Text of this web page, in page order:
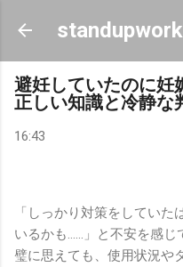
スキップしてメ
避妊していたのに妊
正しい知識と冷静な
16:43
「しっかり対策をしてい
いるかも……」と不安を感じ
璧に思えても、使用状況や